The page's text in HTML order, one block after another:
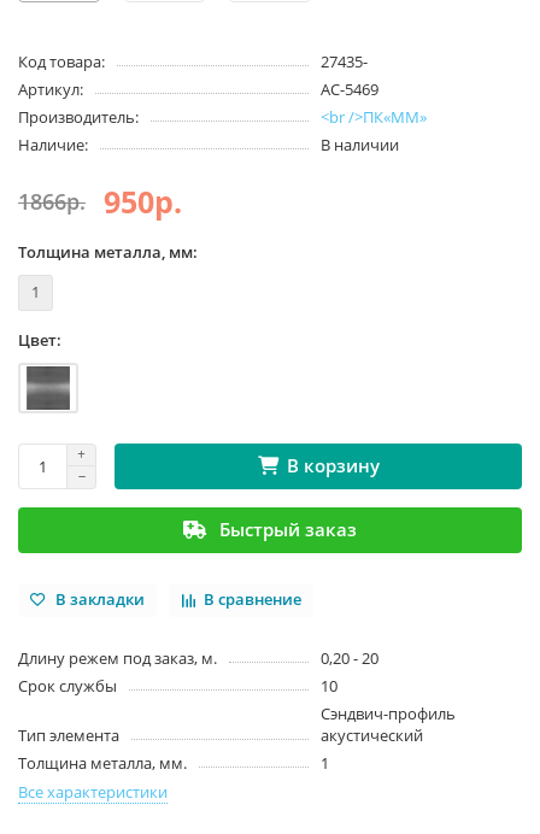
Код товара:
27435-
Артикул:
АС-5469
Производитель:
<br />ПК«ММ»
Наличие:
В наличии
1866р. 950р.
Толщина металла, мм:
1
Цвет:
В корзину
Быстрый заказ
В закладки В сравнение
Длину режем под заказ, м.
0,20 - 20
Срок службы
10
Тип элемента
Сэндвич-профиль
акустический
Толщина металла, мм.
1
Все характеристики